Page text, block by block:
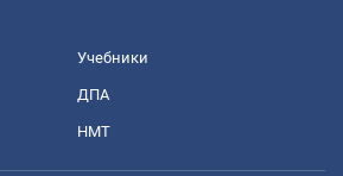
Учебники
ДПА
НМТ